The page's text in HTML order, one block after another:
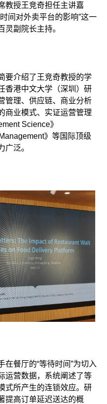
教授王竞奇担任主讲嘉
间对外卖平台的影响”这一
灵副院长主持。
要介绍了王竞奇教授的学
香港中文大学（深圳）研
管理、供应链、商业分析
商业模式、实证运营管理
Science》
》等国际顶级
广泛。
餐厅的“等待时间”为切入
运营数据，系统阐述了等
式所产生的连锁效应。研
提高订单延迟送达的概